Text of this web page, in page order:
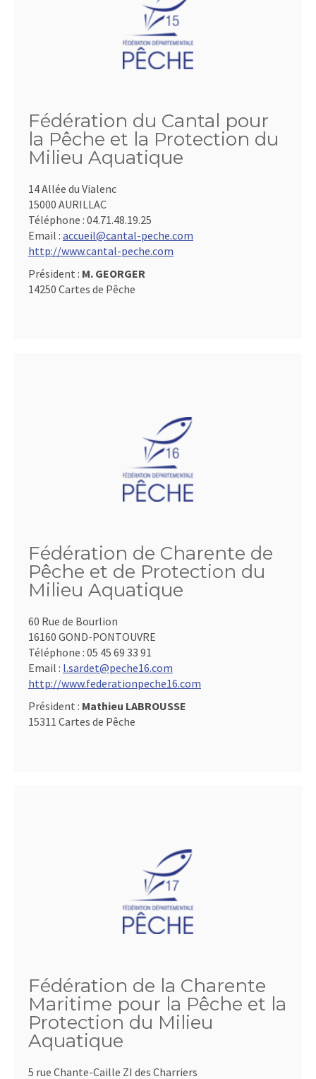
Fédération du Cantal pour
la Pêche et la Protection du
Milieu Aquatique
14 Allée du Vialenc
15000 AURILLAC
Téléphone : 04.71.48.19.25
Email : accueil@cantal-peche.com
http://www.cantal-peche.com
Président : M. GEORGER
14250 Cartes de Pêche
Fédération de Charente de
Pêche et de Protection du
Milieu Aquatique
60 Rue de Bourlion
16160 GOND-PONTOUVRE
Téléphone : 05 45 69 33 91
Email : l.sardet@peche16.com
http://www.federationpeche16.com
Président : Mathieu LABROUSSE
15311 Cartes de Pêche
Fédération de la Charente
Maritime pour la Pêche et la
Protection du Milieu
Aquatique
5 rue Chante-Caille ZI des Charriers